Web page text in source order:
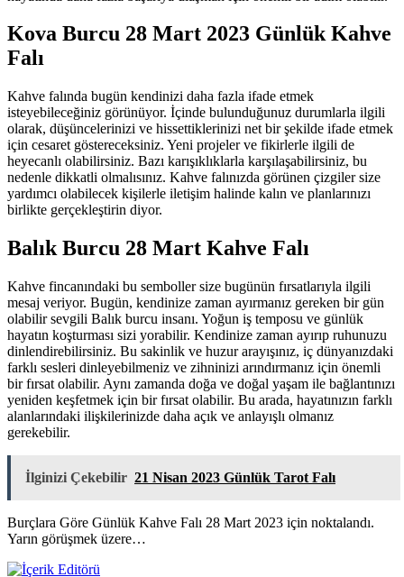
Kova Burcu 28 Mart 2023 Günlük Kahve
Falı
Kahve falında bugün kendinizi daha fazla ifade etmek
isteyebileceğiniz görünüyor. İçinde bulunduğunuz durumlarla ilgili
olarak, düşüncelerinizi ve hissettiklerinizi net bir şekilde ifade etmek
için cesaret göstereceksiniz. Yeni projeler ve fikirlerle ilgili de
heyecanlı olabilirsiniz. Bazı karışıklıklarla karşılaşabilirsiniz, bu
nedenle dikkatli olmalısınız. Kahve falınızda görünen çizgiler size
yardımcı olabilecek kişilerle iletişim halinde kalın ve planlarınızı
birlikte gerçekleştirin diyor.
Balık Burcu 28 Mart Kahve Falı
Kahve fincanındaki bu semboller size bugünün fırsatlarıyla ilgili
mesaj veriyor. Bugün, kendinize zaman ayırmanız gereken bir gün
olabilir sevgili Balık burcu insanı. Yoğun iş temposu ve günlük
hayatın koşturması sizi yorabilir. Kendinize zaman ayırıp ruhunuzu
dinlendirebilirsiniz. Bu sakinlik ve huzur arayışınız, iç dünyanızdaki
farklı sesleri dinleyebilmeniz ve zihninizi arındırmanız için önemli
bir fırsat olabilir. Aynı zamanda doğa ve doğal yaşam ile bağlantınızı
yeniden keşfetmek için bir fırsat olabilir. Bu arada, hayatınızın farklı
alanlarındaki ilişkilerinizde daha açık ve anlayışlı olmanız
gerekebilir.
İlginizi Çekebilir 21 Nisan 2023 Günlük Tarot Falı
Burçlara Göre Günlük Kahve Falı 28 Mart 2023 için noktalandı.
Yarın görüşmek üzere…